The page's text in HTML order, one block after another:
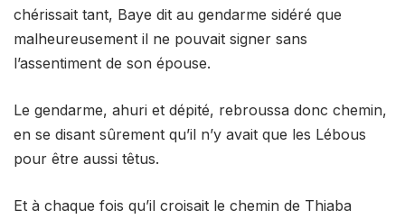
chérissait tant, Baye dit au gendarme sidéré que
malheureusement il ne pouvait signer sans
l’assentiment de son épouse.
Le gendarme, ahuri et dépité, rebroussa donc chemin,
en se disant sûrement qu’il n’y avait que les Lébous
pour être aussi têtus.
Et à chaque fois qu’il croisait le chemin de Thiaba